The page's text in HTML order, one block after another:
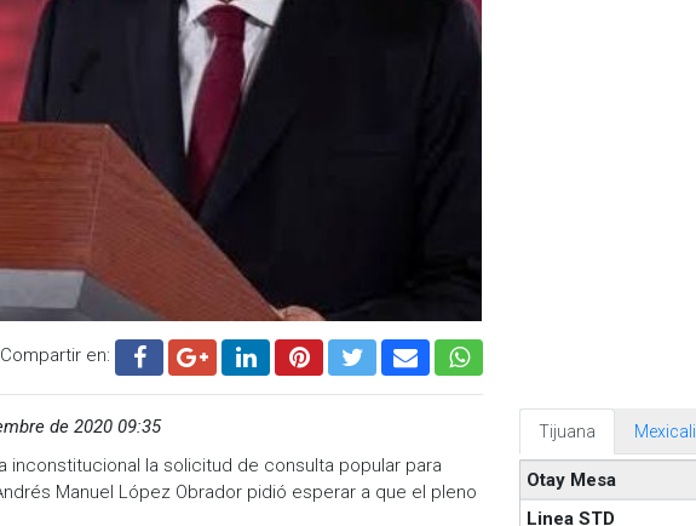
Compartir en:
de 2020 09:35
la solicitud de consulta popular para
Manuel López Obrador pidió esperar a que el pleno
Tijuana Mexicali
Otay Mesa
Linea STD